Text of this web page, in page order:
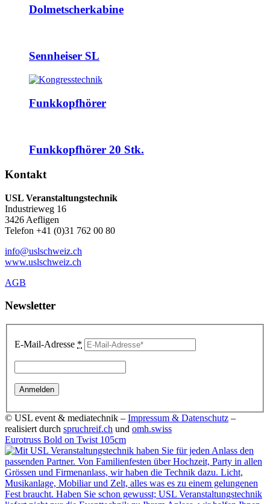
Dolmetscherkabine
Sennheiser SL
Funkkopfhörer
Funkkopfhörer 20 Stk.
Kontakt
USL Veranstaltungstechnik
Industrieweg 16
3426 Aefligen
Telefon +41 (0)31 762 00 80
info@uslschweiz.ch
www.uslschweiz.ch
AGB
Newsletter
E-Mail-Adresse *
© USL event & mediatechnik – Impressum & Datenschutz –
realisiert durch spruchreif.ch und omh.swiss
Eurotruss Bold on Twist 105cm